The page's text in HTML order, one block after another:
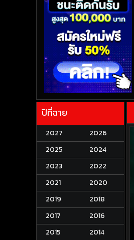
ปีที่ฉาย
2027
2026
2025
2024
2023
2022
2021
2020
2019
2018
2017
2016
2015
2014